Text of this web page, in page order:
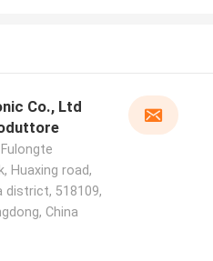
Co., Ltd
Huaxing road,
district, 518109,
China